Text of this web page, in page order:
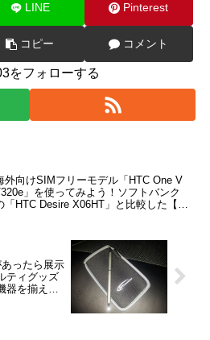
LINE Pinterest
コピー コメント
をフォローする
外向けSIMフリーモデル「HTC One V
」を使ってみよう！ソフトバンク
「HTC Desire X06HT」と比較した【レ
ったら展示
ティグッズ
器を揃えて